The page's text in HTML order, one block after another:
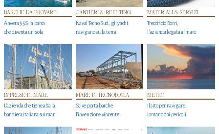
BARCHE DA PROVARE
Anvera 55S, la barca
che diventa un'isola
CANTIERI & REFITTING
Naval Tecno Sud, gli yacht
navigano sulla terra
MATERIALI & SERVIZI
Treccificio Borri,
l'azienda legata al mare
IMPRESE DI MARE
L'azienda che tiene alta la
bandiera italiana sui mari
MARE DI TECNOLOGIA
Stive porta barche
l'invenzione vincente
METEO
Il sito per navigare
lontano dai pericoli